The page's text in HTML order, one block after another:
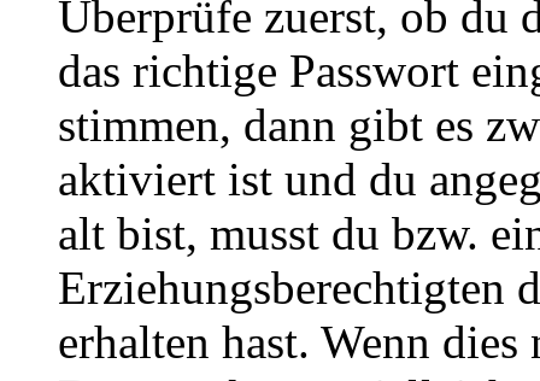
Überprüfe zuerst, ob du
das richtige Passwort
stimmen, dann gibt es
aktiviert ist und du
alt bist, musst du bzw.
Erziehungsberechtigten
erhalten hast. Wenn